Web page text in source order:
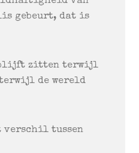
gebeurt, dat is
blijft zitten terwijl
de wereld
verschil tussen